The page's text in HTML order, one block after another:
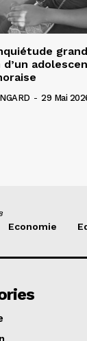
- 29 Mai
Economie